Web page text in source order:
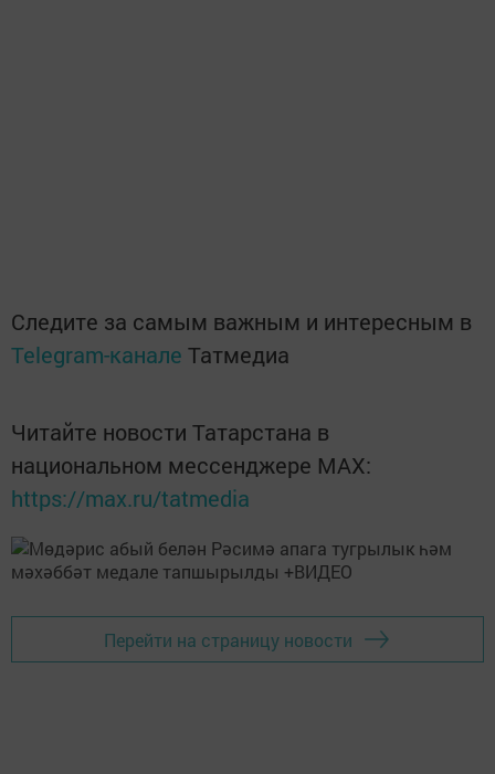
Следите за самым важным и интересным в
Telegram-канале Татмедиа
Читайте новости Татарстана в
национальном мессенджере MАХ:
https://max.ru/tatmedia
Перейти на страницу новости